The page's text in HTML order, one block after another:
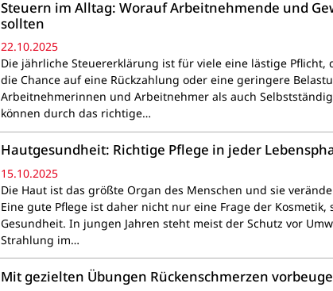
Steuern im Alltag: Worauf Arbeitnehmende und
sollten
22.10.2025
Die jährliche Steuererklärung ist für viele eine lästige Pflicht,
die Chance auf eine Rückzahlung oder eine geringere
Arbeitnehmerinnen und Arbeitnehmer als auch
können durch das richtige…
Hautgesundheit: Richtige Pflege in jeder
15.10.2025
Die Haut ist das größte Organ des Menschen und sie
Eine gute Pflege ist daher nicht nur eine Frage der Kosmetik,
Gesundheit. In jungen Jahren steht meist der Schutz vor
Strahlung im…
Mit gezielten Übungen Rückenschmerzen